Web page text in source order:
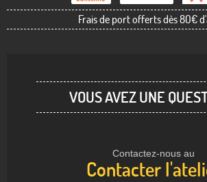
Frais de port offerts dès 80€
VOUS AVEZ UNE
Contactez-nous au
Contacter